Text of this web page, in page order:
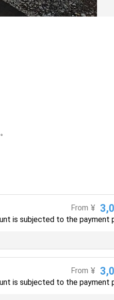
From ¥
is subjected to the payment
From ¥
is subjected to the payment